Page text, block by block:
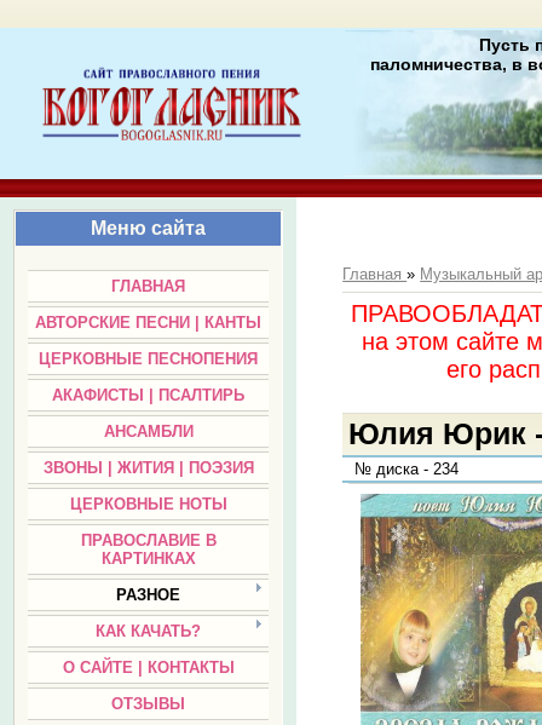
Пусть
паломничества, в
Меню сайта
ГЛАВНАЯ
АВТОРСКИЕ ПЕСНИ | КАНТЫ
ЦЕРКОВНЫЕ ПЕСНОПЕНИЯ
АКАФИСТЫ | ПСАЛТИРЬ
АНСАМБЛИ
ЗВОНЫ | ЖИТИЯ | ПОЭЗИЯ
ЦЕРКОВНЫЕ НОТЫ
ПРАВОСЛАВИЕ В
КАРТИНКАХ
РАЗНОЕ
КАК КАЧАТЬ?
О САЙТЕ | КОНТАКТЫ
ОТЗЫВЫ
Главная» Музыкальный
на этом сайте
его
Юлия Юрик -
№ диска - 234